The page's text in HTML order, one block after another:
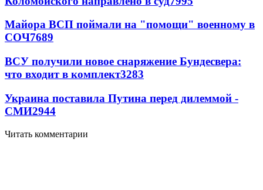
Майора ВСП поймали на "помощи" военному в
СОЧ7689
ВСУ получили новое снаряжение Бундесвера:
что входит в комплект3283
Украина поставила Путина перед дилеммой -
СМИ2944
Читать комментарии